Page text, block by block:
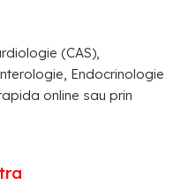
(CAS),
Endocrinologie
online sau prin